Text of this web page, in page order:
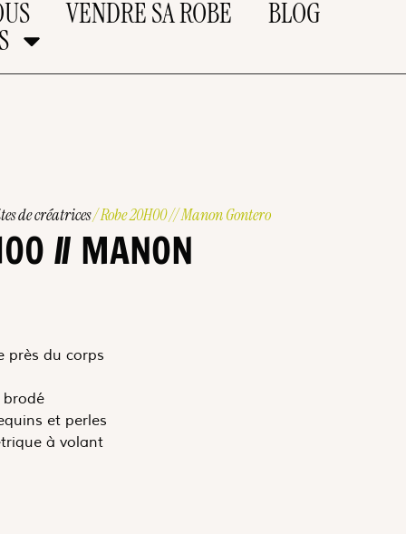
VENDRE SA ROBE BLOG
de créatrices/ Robe 20H00 // Manon Gontero
// MANON
près du corps
brodé
et perles
à volant